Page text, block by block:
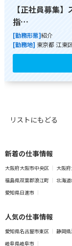
【正社員募集
指…
[勤務形態]紹介
[勤務地] 東京都 江東
リストにもどる
新着の仕事情報
大阪府大阪市中央区 大阪
福島県双葉郡浪江町
北海
愛知県日進市
人気の仕事情報
愛知県名古屋市東区 静岡
岐阜県岐阜市